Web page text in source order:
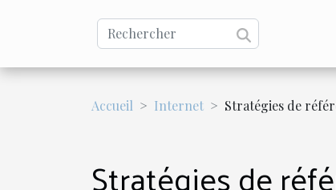
Accueil Internet Stratégies de
Stratégies de